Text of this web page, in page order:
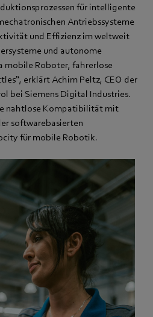
für intelligente
Antriebssysteme
und Effizienz im weltweit
und autonome
mobile Roboter, fahrerlose
erklärt Achim Peltz, CEO der
bei Siemens Digital Industries.
nahtlose Kompatibilität mit
softwarebasierten
für mobile Robotik.